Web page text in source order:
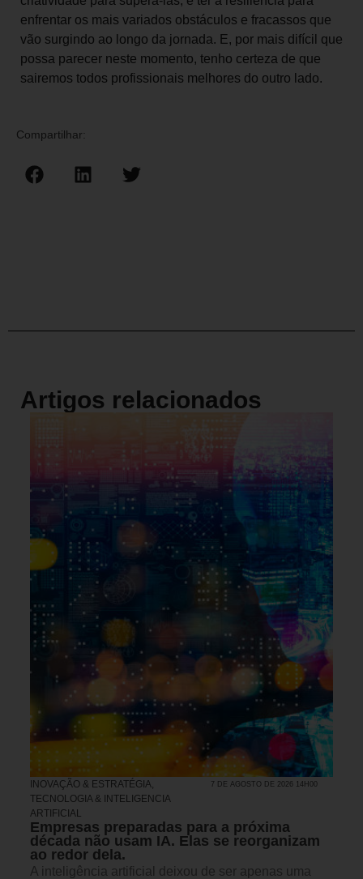
enfrentar os mais variados obstáculos e fracassos que
vão surgindo ao longo da jornada. E, por mais difícil que
possa parecer neste momento, tenho certeza de que
sairemos todos profissionais melhores do outro lado.
Compartilhar:
Artigos relacionados
INOVAÇÃO & ESTRATÉGIA,
TECNOLOGIA & INTELIGENCIA
ARTIFICIAL
7 DE AGOSTO DE 2026 14H00
Empresas preparadas para a próxima
década não usam IA. Elas se reorganizam
ao redor dela.
A inteligência artificial deixou de ser apenas uma